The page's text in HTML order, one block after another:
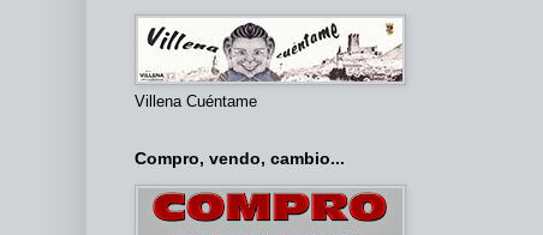
Villena Cuéntame
Compro, vendo, cambio...